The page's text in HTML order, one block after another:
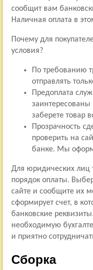
сообщит вам
Наличная оплата в
Почему для
условия?
По требованию
отправлять
Предоплата
заинтересованы
заберете товар
Прозрачность
проверить на
банке. Мы
Для юридических лиц
порядок оплаты.
сайте и сообщите их
сформирует счет, в
банковские
необходимую
и приятно
Сборка